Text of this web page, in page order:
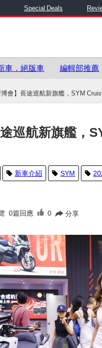
Special Deals
車．絕版車 編輯部推薦
博會】長途巡航新旗艦，SYM
途巡航新旗艦，
新車介紹 SYM
0篇回應 0 分享